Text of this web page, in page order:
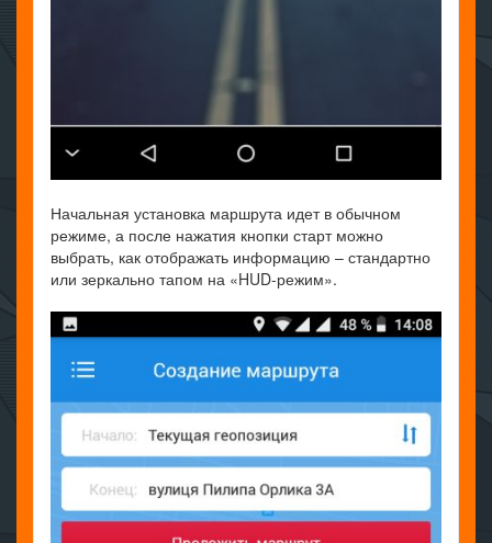
Начальная установка маршрута идет в обычном
режиме, а после нажатия кнопки старт можно
выбрать, как отображать информацию – стандартно
или зеркально тапом на «HUD-режим».